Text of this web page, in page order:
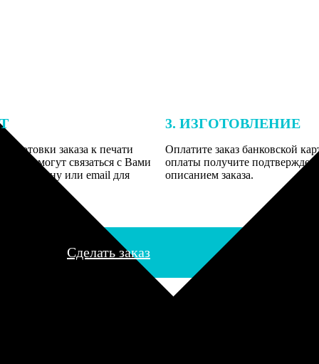
заказа к печати
могут связаться с Вами
телефону или email для
3. ИЗГОТОВЛЕНИЕ
Оплатите заказ банковской
оплаты получите
описанием заказа.
Сделать заказ